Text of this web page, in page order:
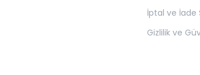
İptal ve İade
Gizlilik ve